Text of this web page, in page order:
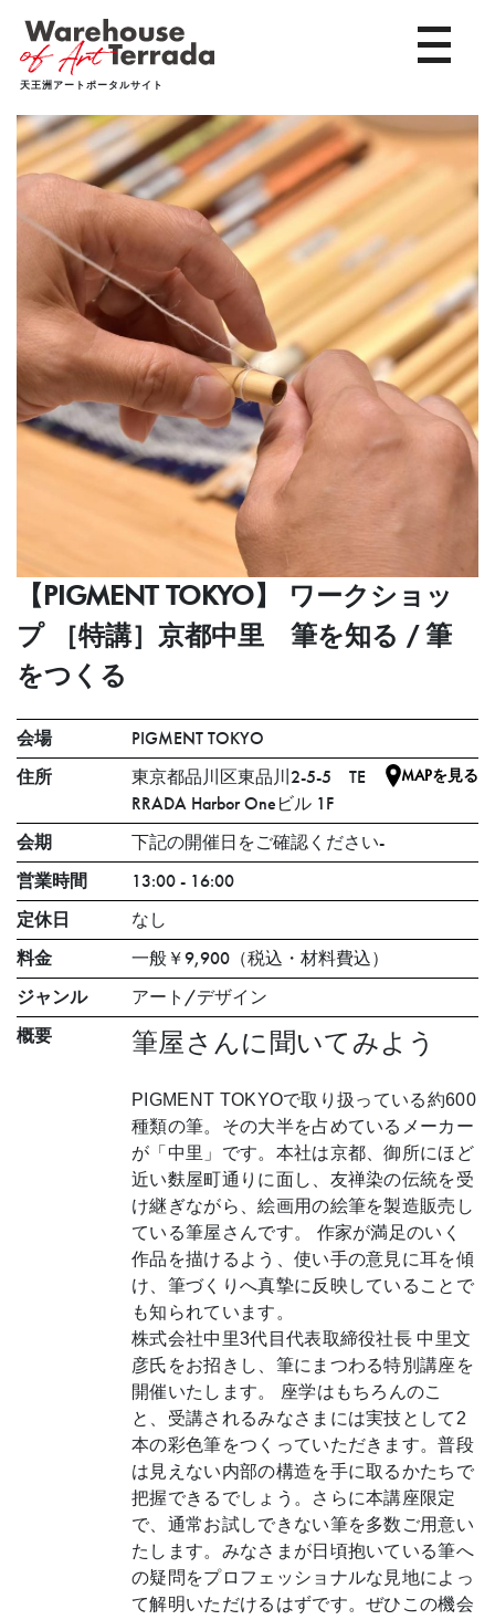
天王洲アートポータルサイト
toggle
【PIGMENT TOKYO】 ワークショッ
プ ［特講］京都中里 筆を知る / 筆
をつくる
会場
PIGMENT TOKYO
住所
東京都品川区東品川2-5-5 TE
RRADA Harbor Oneビル 1F
MAPを見る
会期
下記の開催日をご確認ください-
営業時間
13:00 - 16:00
定休日
なし
料金
一般￥9,900（税込・材料費込）
ジャンル
アート/デザイン
概要
筆屋さんに聞いてみよう
PIGMENT TOKYOで取り扱っている約600
種類の筆。その大半を占めているメーカー
が「中里」です。本社は京都、御所にほど
近い麩屋町通りに面し、友禅染の伝統を受
け継ぎながら、絵画用の絵筆を製造販売し
ている筆屋さんです。 作家が満足のいく
作品を描けるよう、使い手の意見に耳を傾
け、筆づくりへ真摯に反映していることで
も知られています。
株式会社中里3代目代表取締役社長 中里文
彦氏をお招きし、筆にまつわる特別講座を
開催いたします。 座学はもちろんのこ
と、受講されるみなさまには実技として2
本の彩色筆をつくっていただきます。普段
は見えない内部の構造を手に取るかたちで
把握できるでしょう。さらに本講座限定
で、通常お試しできない筆を多数ご用意い
たします。みなさまが日頃抱いている筆へ
の疑問をプロフェッショナルな見地によっ
て解明いただけるはずです。ぜひこの機会